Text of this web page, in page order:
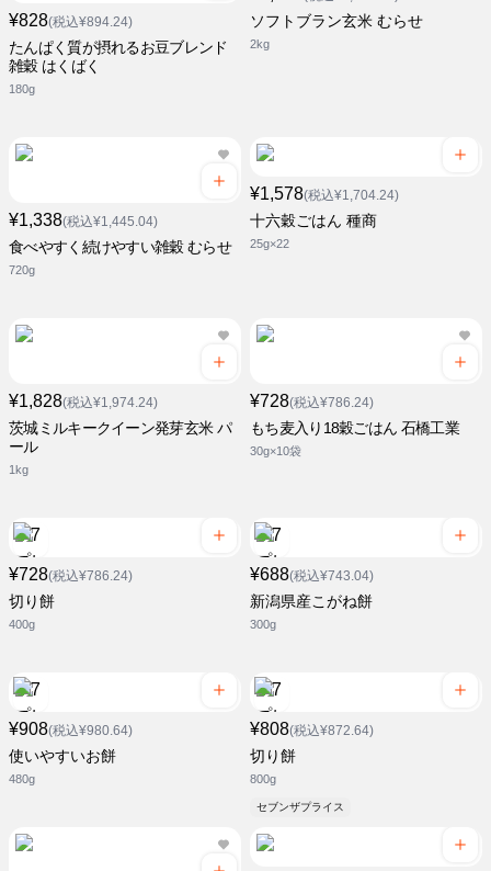
¥828(税込¥894.24)
たんぱく質が摂れるお豆ブレンド
雑穀 はくばく
180g
ソフトブラン玄米 むらせ
2kg
¥1,338(税込¥1,445.04)
食べやすく続けやすい雑穀 むらせ
720g
¥1,578(税込¥1,704.24)
十六穀ごはん 種商
25g×22
¥1,828(税込¥1,974.24)
茨城ミルキークイーン発芽玄米 パ
ール
1kg
¥728(税込¥786.24)
もち麦入り18穀ごはん 石橋工業
30g×10袋
¥728(税込¥786.24)
切り餅
400g
¥688(税込¥743.04)
新潟県産こがね餅
300g
¥908(税込¥980.64)
使いやすいお餅
480g
¥808(税込¥872.64)
切り餅
800g
セブンザプライス